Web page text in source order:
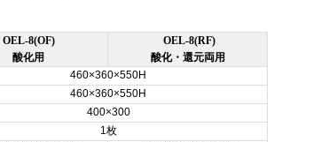
OEL-8(OF)
酸化用
OEL-8(RF)
酸化・還元両用
460×360×550H
460×360×550H
400×300
1枚